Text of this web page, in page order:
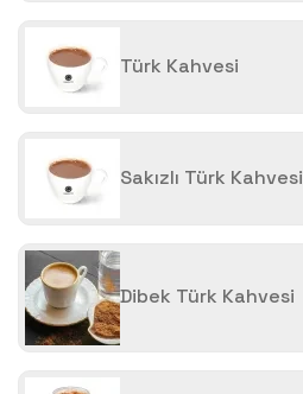
Türk Kahvesi
Sakızlı Türk Kahvesi
Dibek Türk Kahvesi